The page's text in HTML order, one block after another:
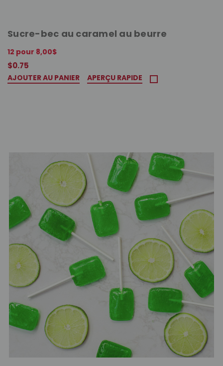
Sucre-bec au caramel au beurre
12 pour 8,00$
$0.75
AJOUTER AU PANIER APERÇU RAPIDE